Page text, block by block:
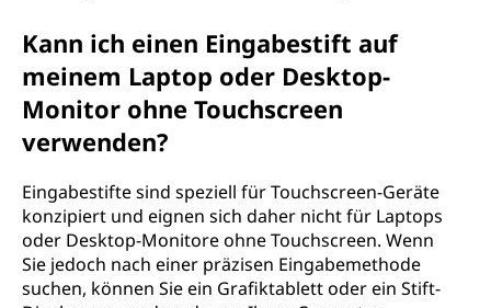
Kann ich einen Eingabestift auf
meinem Laptop oder Desktop-
Monitor ohne Touchscreen
verwenden?
Eingabestifte sind speziell für Touchscreen-Geräte
konzipiert und eignen sich daher nicht für Laptops
oder Desktop-Monitore ohne Touchscreen. Wenn
Sie jedoch nach einer präzisen Eingabemethode
suchen, können Sie ein Grafiktablett oder ein Stift-